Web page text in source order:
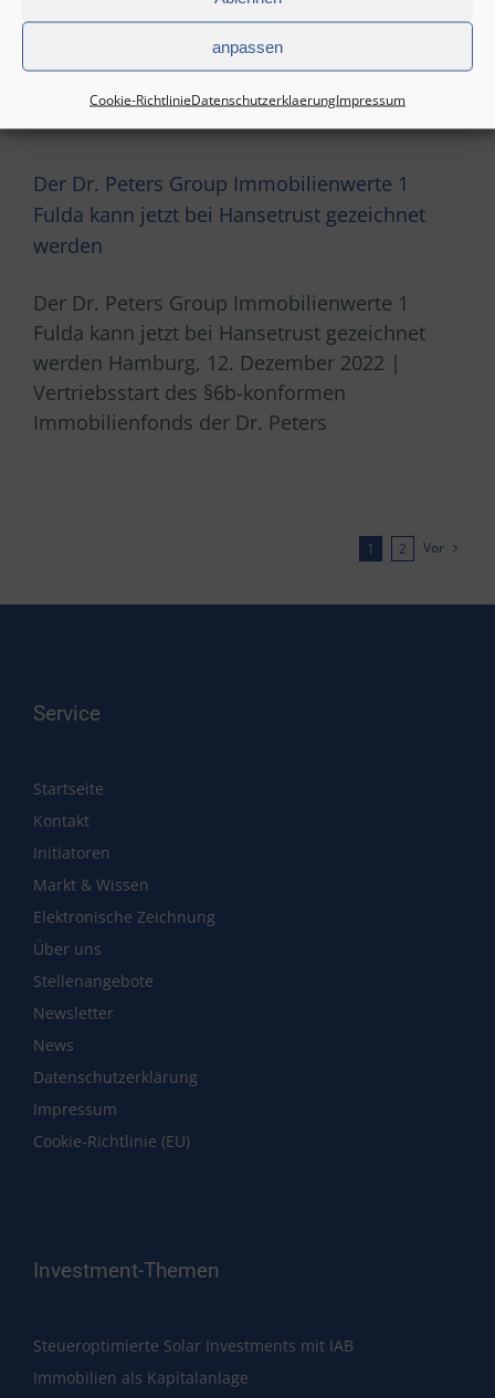
anpassen
Cookie-RichtlinieDatenschutzerklaerungImpressum
Angebot „Pluswertfonds 178 –
Nahversorungszentrum Vörde“. Mit über
Der Dr. Peters Group Immobilienwerte 1
Fulda kann jetzt bei Hansetrust gezeichnet
werden
Der Dr. Peters Group Immobilienwerte 1
Fulda kann jetzt bei Hansetrust gezeichnet
werden Hamburg, 12. Dezember 2022 |
Vertriebsstart des §6b-konformen
Immobilienfonds der Dr. Peters
1 2 Vor
Service
Startseite
Kontakt
Initiatoren
Markt & Wissen
Elektronische Zeichnung
Über uns
Stellenangebote
Newsletter
News
Datenschutzerklärung
Impressum
Cookie-Richtlinie (EU)
Investment-Themen
Steueroptimierte Solar Investments mit IAB
Immobilien als Kapitalanlage